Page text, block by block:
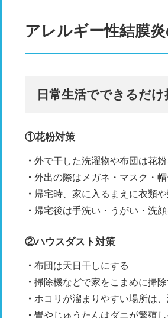
アレルギー性結膜
日常生活でできるだ
①花粉対策
外で干した洗濯物や布団は花
外出の際はメガネ・マスク・
帰宅時、家に入るまえに衣類
帰宅後は手洗い・うがい・洗顔
②ハウスダスト対策
布団は天日干しにする
掃除機などで家をこまめに掃除
ホコリが溜まりやすい場所は
畳やじゅうたんはダニが繁殖